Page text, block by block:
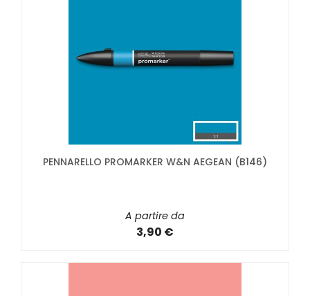
PENNARELLO PROMARKER W&N AEGEAN (B146)
A partire da
3,90 €